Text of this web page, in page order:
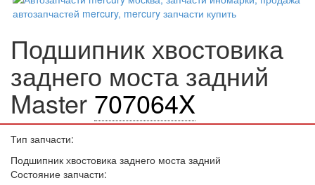
Подшипник хвостовика
заднего моста задний
Master 707064X
Тип запчасти:
Подшипник хвостовика заднего моста задний
Состояние запчасти: